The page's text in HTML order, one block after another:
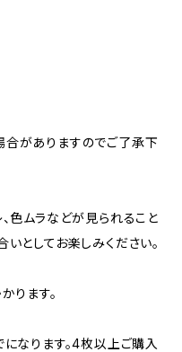
がありますのでご了承下
色ムラなどが見られること
としてお楽しみください。
ります。
なります。4枚以上ご購入